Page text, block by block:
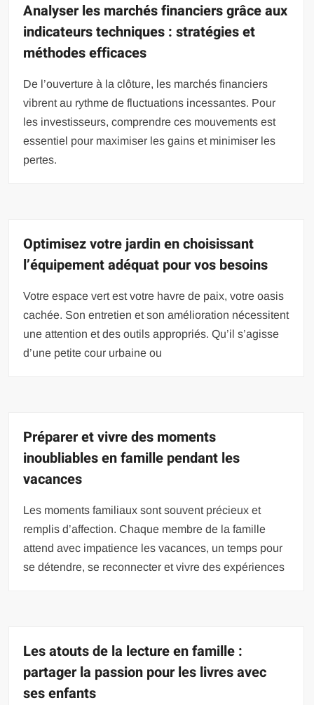
Analyser les marchés financiers grâce aux
indicateurs techniques : stratégies et
méthodes efficaces
De l’ouverture à la clôture, les marchés financiers
vibrent au rythme de fluctuations incessantes. Pour
les investisseurs, comprendre ces mouvements est
essentiel pour maximiser les gains et minimiser les
pertes.
Optimisez votre jardin en choisissant
l’équipement adéquat pour vos besoins
Votre espace vert est votre havre de paix, votre oasis
cachée. Son entretien et son amélioration nécessitent
une attention et des outils appropriés. Qu’il s’agisse
d’une petite cour urbaine ou
Préparer et vivre des moments
inoubliables en famille pendant les
vacances
Les moments familiaux sont souvent précieux et
remplis d’affection. Chaque membre de la famille
attend avec impatience les vacances, un temps pour
se détendre, se reconnecter et vivre des expériences
Les atouts de la lecture en famille :
partager la passion pour les livres avec
ses enfants